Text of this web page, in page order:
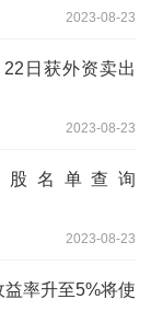
2023-08-23
日获外资卖出
2023-08-23
名单查询
2023-08-23
率升至5%将使